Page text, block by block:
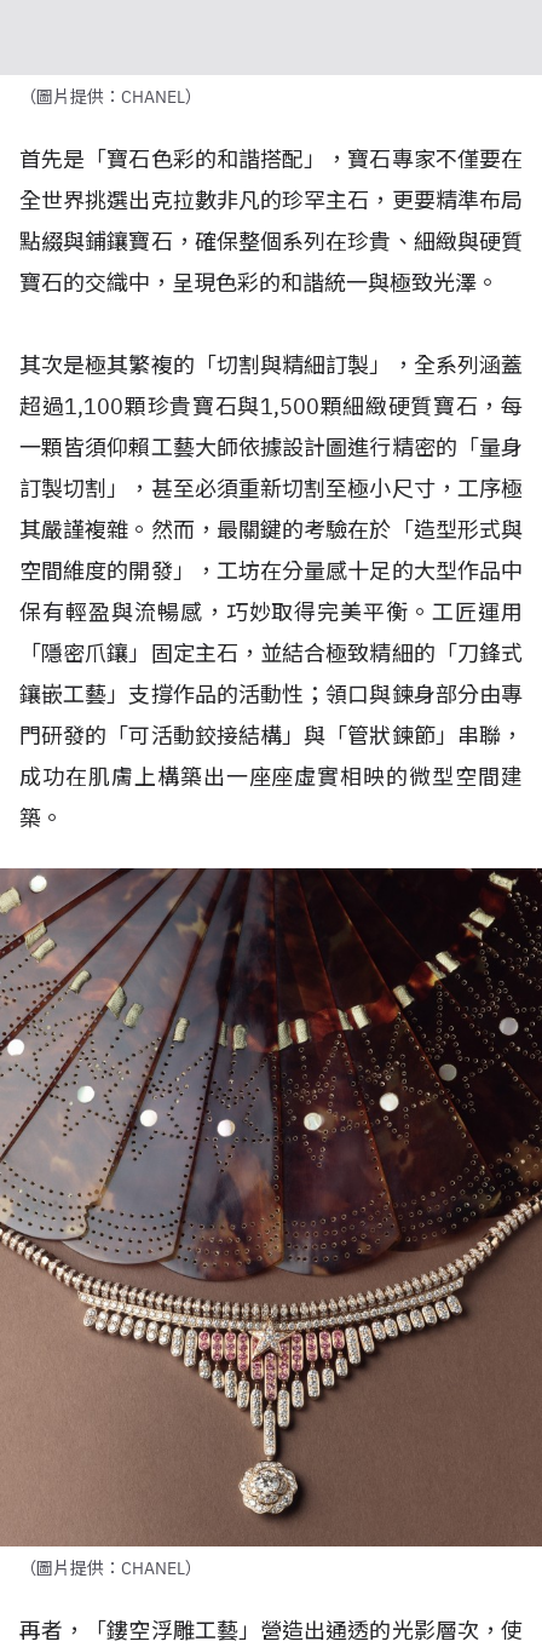
（圖片提供：CHANEL）
首先是「寶石色彩的和諧搭配」，寶石專家不僅要在
全世界挑選出克拉數非凡的珍罕主石，更要精準布局
點綴與鋪鑲寶石，確保整個系列在珍貴、細緻與硬質
寶石的交織中，呈現色彩的和諧統一與極致光澤。
其次是極其繁複的「切割與精細訂製」，全系列涵蓋
超過1,100顆珍貴寶石與1,500顆細緻硬質寶石，每
一顆皆須仰賴工藝大師依據設計圖進行精密的「量身
訂製切割」，甚至必須重新切割至極小尺寸，工序極
其嚴謹複雜。然而，最關鍵的考驗在於「造型形式與
空間維度的開發」，工坊在分量感十足的大型作品中
保有輕盈與流暢感，巧妙取得完美平衡。工匠運用
「隱密爪鑲」固定主石，並結合極致精細的「刀鋒式
鑲嵌工藝」支撐作品的活動性；領口與鍊身部分由專
門研發的「可活動鉸接結構」與「管狀鍊節」串聯，
成功在肌膚上構築出一座座虛實相映的微型空間建
築。
（圖片提供：CHANEL）
再者，「鏤空浮雕工藝」營造出通透的光影層次，使